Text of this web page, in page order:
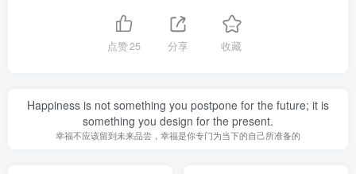
点赞25 分享 收藏
Happiness is not something you postpone for the future; it is
something you design for the present.
幸福不应该留到未来品尝，幸福是你专门为当下的自己所准备的